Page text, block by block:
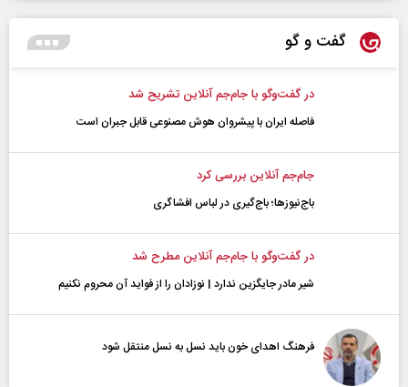
گفت و گو
در گفت‌و‌گو با جام‌جم آنلاین تشریح شد
فاصله ایران با پیشرو‌ان هوش مصنوعی قابل جبران است
جام‌جم آنلاین بررسی کرد
باج‌نیوزها؛ باج‌گیری در لباس افشاگری
در گفت‌و‌گو با جام‌جم آنلاین مطرح شد
شیر مادر جایگزین ندارد | نوزادان را از فواید آن محروم نکنیم
فرهنگ اهدای خون باید نسل به نسل منتقل شود